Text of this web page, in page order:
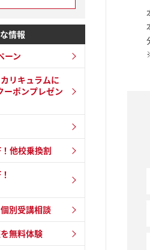
情報
ーン
リキュラムに
ーポンプレゼン
他校乗換割
別受講相談
無料体験